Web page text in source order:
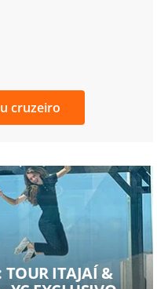
cruzeiro
TOUR ITAJAÍ &